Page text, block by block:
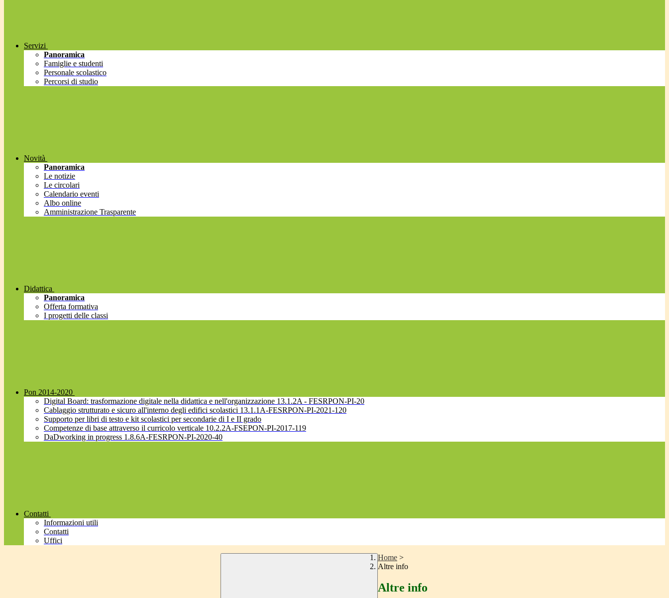
Servizi
Panoramica
Famiglie e studenti
Personale scolastico
Percorsi di studio
Novità
Panoramica
Le notizie
Le circolari
Calendario eventi
Albo online
Amministrazione Trasparente
Didattica
Panoramica
Offerta formativa
I progetti delle classi
Pon 2014-2020
Digital Board: trasformazione digitale nella didattica e nell'organizzazione 13.1.2A - FESRPON-PI-20
Cablaggio strutturato e sicuro all'interno degli edifici scolastici 13.1.1A-FESRPON-PI-2021-120
Supporto per libri di testo e kit scolastici per secondarie di I e II grado
Competenze di base attraverso il curricolo verticale 10.2.2A-FSEPON-PI-2017-119
DaDworking in progress 1.8.6A-FESRPON-PI-2020-40
Contatti
Informazioni utili
Contatti
Uffici
Home >
Altre info
Altre info